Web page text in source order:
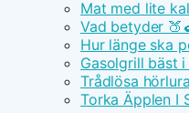
Mat med lite
Vad betyder
Hur länge ska
Gasolgrill bäst
Trådlösa
Torka Äpplen I